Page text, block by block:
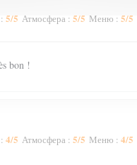
: 5/5 Атмосфера : 5/5 Меню : 5/5
bon !
: 4/5 Атмосфера : 5/5 Меню : 4/5